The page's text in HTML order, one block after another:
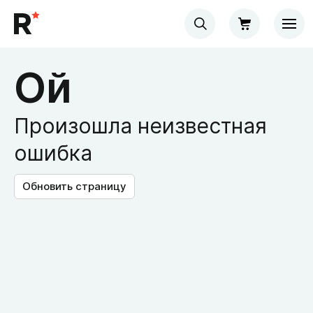
Ой
Произошла неизвестная
ошибка
Обновить страницу